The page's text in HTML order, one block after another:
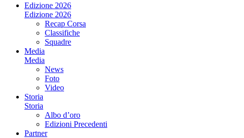
Edizione 2026
Edizione 2026
Recap Corsa
Classifiche
Squadre
Media
Media
News
Foto
Video
Storia
Storia
Albo d’oro
Edizioni Precedenti
Partner